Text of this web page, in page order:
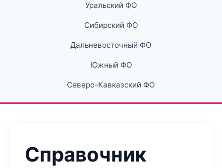
Уральский ФО
Сибирский ФО
Дальневосточный ФО
Южный ФО
Северо-Кавказский ФО
Справочник